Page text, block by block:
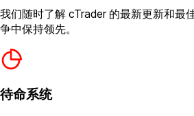
我们随时了解 cTrader 的最新更新和最
争中保持领先。
待命系统